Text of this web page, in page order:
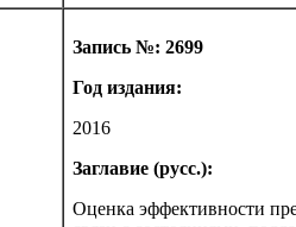
Запись №: 2699
Год издания:
2016
Заглавие (русс.):
Оценка эффективности